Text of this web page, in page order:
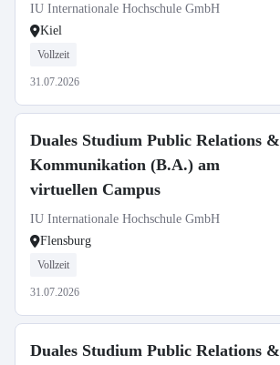
IU Internationale Hochschule GmbH
Kiel
Vollzeit
31.07.2026
Duales Studium Public Relations &
Kommunikation (B.A.) am
virtuellen Campus
IU Internationale Hochschule GmbH
Flensburg
Vollzeit
31.07.2026
Duales Studium Public Relations &